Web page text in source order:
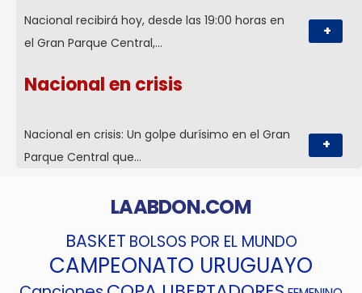
Nacional recibirá hoy, desde las 19:00 horas en
el Gran Parque Central,…
+
Nacional en crisis
Nacional en crisis: Un golpe durísimo en el Gran
Parque Central que…
+
LAABDON.COM
BASKET BOLSOS POR EL MUNDO
CAMPEONATO URUGUAYO